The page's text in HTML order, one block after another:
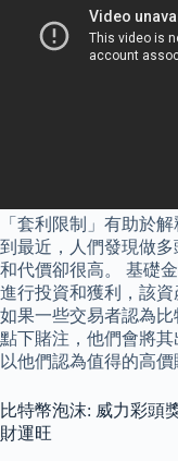
「套利限制」有助於
到最近，人們發現做
和代價卻很高。 基礎
進行投資和獲利，該資
如果一些交易者認為
點下賭注，他們會將
以他們認為值得的高價
比特幣泡沫: 威力彩頭
財運旺